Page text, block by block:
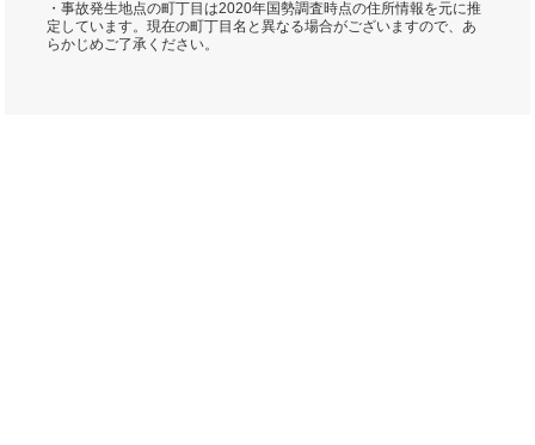
・事故発生地点の町丁目は2020年国勢調査時点の住所情報を元に推
定しています。現在の町丁目名と異なる場合がございますので、あ
らかじめご了承ください。